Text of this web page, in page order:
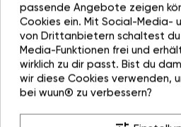
Super Team. Immer bemüht dem
zumachen. Die Vitrine ist
Verarbeitung.
passende Angebote zeigen
Cookies ein. Mit Social-Media-
von Drittanbietern schaltest
Media-Funktionen frei und
wirklich zu dir passt. Bist du
wir diese Cookies verwenden,
bei wuun® zu verbessern?